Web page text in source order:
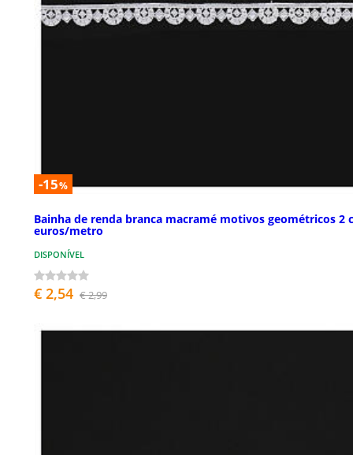
-15%
Bainha de renda branca macramé motivos geométricos 2
euros/metro
DISPONÍVEL
€ 2,54 € 2,99